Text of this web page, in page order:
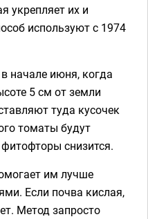
укрепляет их и
используют с 1974
начале июня, когда
5 см от земли
туда кусочек
томаты будут
снизится.
им лучше
Если почва кислая,
Метод запросто